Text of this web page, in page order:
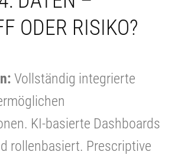
ODER RISIKO?
Vollständig integrierte
KI-basierte Dashboards
rollenbasiert. Prescriptive